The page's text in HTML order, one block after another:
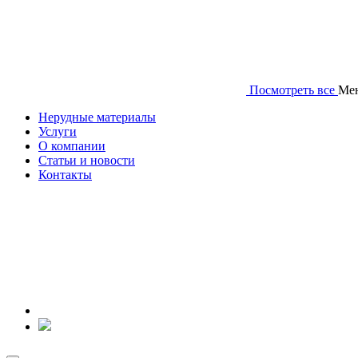
Посмотреть все
Нерудные материалы
Услуги
О компании
Статьи и новости
Контакты